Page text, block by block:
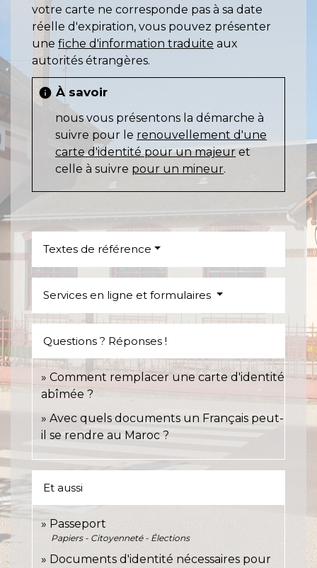
votre carte ne corresponde pas à sa date
réelle d'expiration, vous pouvez présenter
une fiche d'information traduite aux
autorités étrangères.
info À savoir
nous vous présentons la démarche à
suivre pour le renouvellement d'une
carte d'identité pour un majeuret
celle à suivre pour un mineur.
Textes de référence
Services en ligne et formulaires
Questions ? Réponses !
Comment remplacer une carte d'identité
abîmée ?
Avec quels documents un Français peut-
il se rendre au Maroc ?
Et aussi
Passeport
Papiers - Citoyenneté - Élections
Documents d'identité nécessaires pour